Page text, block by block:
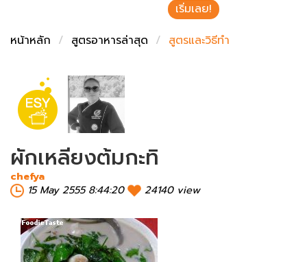
เริ่มเลย!
หน้าหลัก
สูตรอาหารล่าสุด สูตรและวิธีทำ
ผักเหลียงต้มกะทิ
chefya
15 May 2555 8:44:20
24140 view